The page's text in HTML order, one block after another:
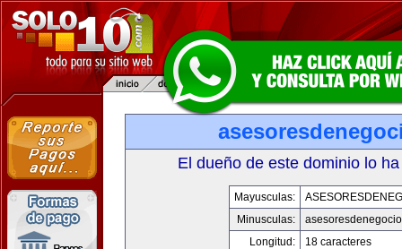
El dueño de este dominio lo
Mayusculas:
Minusculas:
Longitud:
18 caracteres